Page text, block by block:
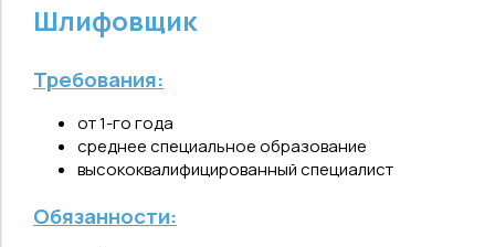
Шлифовщик
Требования:
от 1-го года
среднее специальное образование
высококвалифицированный специалист
Обязанности: